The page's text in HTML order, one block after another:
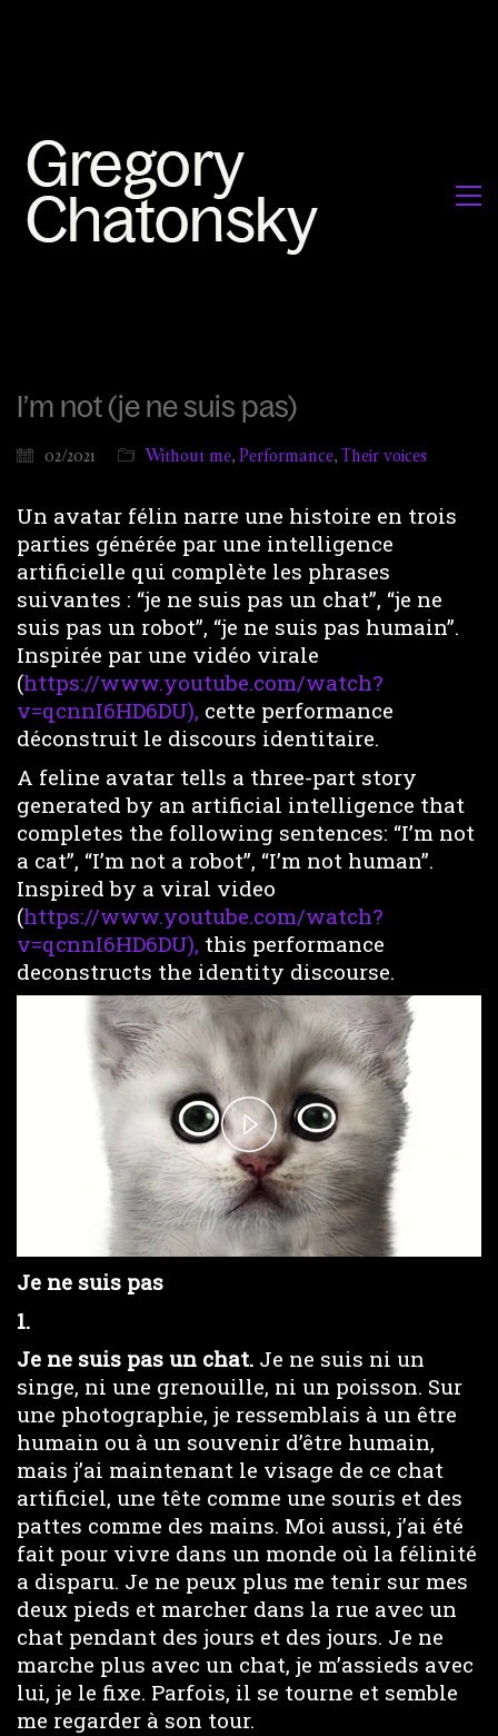
I’m not (je ne suis pas)
02/2021 Without me, Performance, Their voices
Un avatar félin narre une histoire en trois
parties générée par une intelligence
artificielle qui complète les phrases
suivantes : “je ne suis pas un chat”, “je ne
suis pas un robot”, “je ne suis pas humain”.
Inspirée par une vidéo virale
(https://www.youtube.com/watch?
v=qcnnI6HD6DU), cette performance
déconstruit le discours identitaire.
A feline avatar tells a three-part story
generated by an artificial intelligence that
completes the following sentences: “I’m not
a cat”, “I’m not a robot”, “I’m not human”.
Inspired by a viral video
(https://www.youtube.com/watch?
v=qcnnI6HD6DU), this performance
deconstructs the identity discourse.
P
l
a
V
i
d
e
o
Je ne suis pas
1.
Je ne suis pas un chat. Je ne suis ni un
singe, ni une grenouille, ni un poisson. Sur
une photographie, je ressemblais à un être
humain ou à un souvenir d’être humain,
mais j’ai maintenant le visage de ce chat
artificiel, une tête comme une souris et des
pattes comme des mains. Moi aussi, j’ai été
fait pour vivre dans un monde où la félinité
a disparu. Je ne peux plus me tenir sur mes
deux pieds et marcher dans la rue avec un
chat pendant des jours et des jours. Je ne
marche plus avec un chat, je m’assieds avec
lui, je le fixe. Parfois, il se tourne et semble
me regarder à son tour.